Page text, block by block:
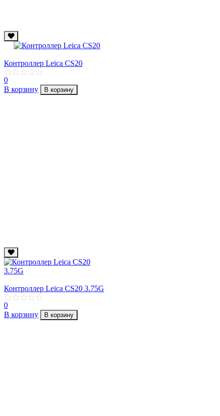
Контроллер Leica CS20
0
В корзину
В корзину
Контроллер Leica CS20 3.75G
0
В корзину
В корзину